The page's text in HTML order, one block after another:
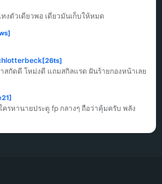
งตัวเดียวพอ เดี๋ยวมันเก็บให้หมด
[26ts]
สกัดดี โหม่งดี แถมสกิลแรด ฝันร้ายกองหน้าเลย
ครหานายประตู fp กลางๆ ถือว่าคุ้มครับ พลัง